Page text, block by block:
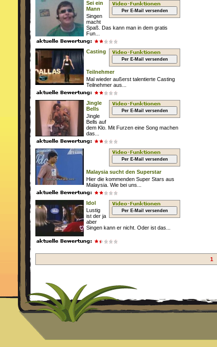
Per E-Mail versenden
Sei ein
Mann
Singen
macht
Spaß. Das kann man in dem gratis
Fun...
Per E-Mail versenden
Casting
Teilnehmer
Mal wieder außerst talentierte Casting
Teilnehmer aus...
Per E-Mail versenden
Jingle
Bells
Jingle
Bells auf
dem Klo. Mit Furzen eine Song machen
das...
Per E-Mail versenden
Malaysia sucht den Superstar
Hier die kommenden Super Stars aus
Malaysia. Wie bei uns...
Per E-Mail versenden
Idol
Lustig
ist der ja
aber
Singen kann er nicht. Oder ist das...
1